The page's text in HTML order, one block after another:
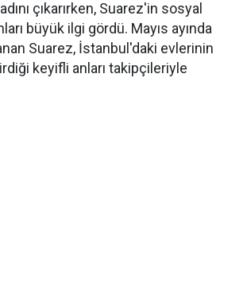
çıkarırken, Suarez'in sosyal
büyük ilgi gördü. Mayıs ayında
Suarez, İstanbul'daki evlerinin
keyifli anları takipçileriyle